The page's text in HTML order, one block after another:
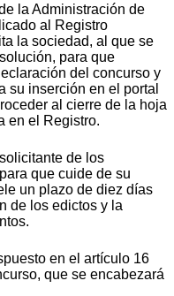
la Administración de
al Registro
la sociedad, al que se
para que
del concurso y
su inserción en el portal
al cierre de la hoja
en el Registro.
de los
que cuide de su
un plazo de diez días
de los edictos y la
en el artículo 16
que se encabezará